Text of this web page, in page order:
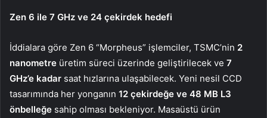
Zen 6 ile 7 GHz ve 24 çekirdek hedefi
İddialara göre Zen 6 “Morpheus” işlemciler, TSMC’nin 2
nanometre üretim süreci üzerinde geliştirilecek ve 7
GHz’e kadar saat hızlarına ulaşabilecek. Yeni nesil CCD
tasarımında her yonganın 12 çekirdeğe ve 48 MB L3
önbelleğe sahip olması bekleniyor. Masaüstü ürün